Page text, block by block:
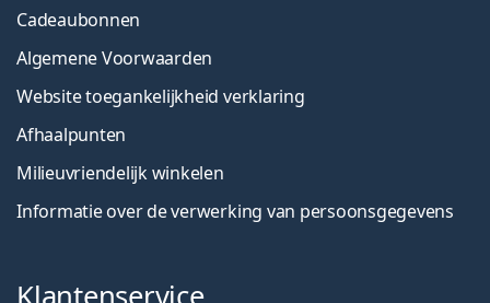
Cadeaubonnen
Algemene Voorwaarden
Website toegankelijkheid verklaring
Afhaalpunten
Milieuvriendelijk winkelen
Informatie over de verwerking van persoonsgegevens